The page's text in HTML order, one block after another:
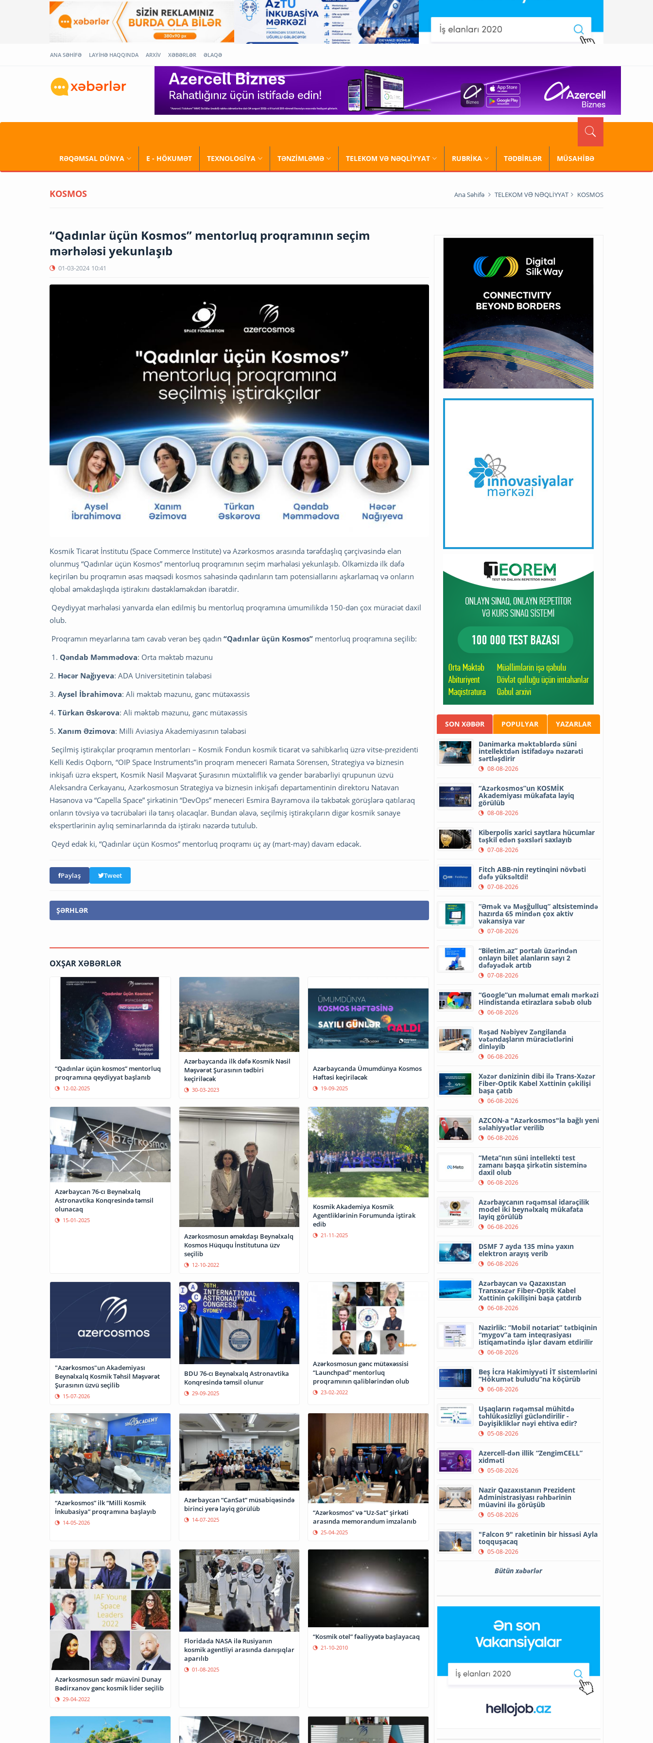
ANA SƏHİFƏ LAYİHƏ HAQQINDA ARXİV XƏBƏRLƏR ƏLAQƏ
RƏQƏMSAL DÜNYA E - HÖKUMƏT TEXNOLOGİYA TƏNZİMLƏMƏ TELEKOM VƏ NƏQLİYYAT RUBRİKA TƏDBİRLƏR MÜSAHİBƏ
KOSMOS Ana Səhifə TELEKOM VƏ NƏQLİYYAT KOSMOS
“Qadınlar üçün Kosmos” mentorluq proqramının seçim
mərhələsi yekunlaşıb
01-03-2024 10:41
Kosmik Ticarət İnstitutu (Space Commerce Institute) və Azərkosmos arasında tərəfdaşlıq çərçivəsində elan
olunmuş “Qadınlar üçün Kosmos” mentorluq proqramının seçim mərhələsi yekunlaşıb. Ölkəmizdə ilk dəfə
keçirilən bu proqramın əsas məqsədi kosmos sahəsində qadınların tam potensiallarını aşkarlamaq və onların
qlobal əməkdaşlıqda iştirakını dəstəkləməkdən ibarətdir.
Qeydiyyat mərhələsi yanvarda elan edilmiş bu mentorluq proqramına ümumilikdə 150-dən çox müraciət daxil
olub.
Proqramın meyarlarına tam cavab verən beş qadın “Qadınlar üçün Kosmos” mentorluq proqramına seçilib:
1. Qəndab Məmmədova: Orta məktəb məzunu
2. Həcər Nağıyeva: ADA Universitetinin tələbəsi
3. Aysel İbrahimova: Ali məktəb məzunu, gənc mütəxəssis
4. Türkan Əskərova: Ali məktəb məzunu, gənc mütəxəssis
5. Xanım Əzimova: Milli Aviasiya Akademiyasının tələbəsi
Seçilmiş iştirakçılar proqramın mentorları – Kosmik Fondun kosmik ticarət və sahibkarlıq üzrə vitse-prezidenti
Kelli Kedis Oqborn, “OIP Space Instruments”in proqram meneceri Ramata Sörensen, Strategiya və biznesin
inkişafı üzrə ekspert, Kosmik Nəsil Məşvərət Şurasının müxtəliflik və gender bərabərliyi qrupunun üzvü
Aleksandra Cerkayanu, Azərkosmosun Strategiya və biznesin inkişafı departamentinin direktoru Natavan
Həsənova və “Capella Space” şirkətinin “DevOps” meneceri Esmira Bayramova ilə təkbətək görüşlərə qatılaraq
onların tövsiyə və təcrübələri ilə tanış olacaqlar. Bundan əlavə, seçilmiş iştirakçıların digər kosmik sənaye
ekspertlərinin aylıq seminarlarında da iştirakı nəzərdə tutulub.
Qeyd edək ki, “Qadınlar üçün Kosmos” mentorluq proqramı üç ay (mart-may) davam edəcək.
Paylaş Tweet
ŞƏRHLƏR
OXŞAR XƏBƏRLƏR
“Qadınlar üçün kosmos” mentorluq
proqramına qeydiyyat başlanıb
12-02-2025
Azərbaycanda ilk dəfə Kosmik Nəsil
Məşvərət Şurasının tədbiri
keçiriləcək
30-03-2023
Azərbaycanda Ümumdünya Kosmos
Həftəsi keçiriləcək
19-09-2025
Azərbaycan 76-cı Beynəlxalq
Astronavtika Konqresində təmsil
olunacaq
15-01-2025
Azərkosmosun əməkdaşı Beynəlxalq
Kosmos Hüququ İnstitutuna üzv
seçilib
12-10-2022
Kosmik Akademiya Kosmik
Agentliklərinin Forumunda iştirak
edib
21-11-2025
"Azərkosmos"un Akademiyası
Beynəlxalq Kosmik Təhsil Məşvərət
Şurasının üzvü seçilib
15-07-2026
BDU 76-cı Beynəlxalq Astronavtika
Konqresində təmsil olunur
29-09-2025
Azərkosmosun gənc mütəxəssisi
“Launchpad” mentorluq
proqramının qaliblərindən olub
23-02-2022
“Azərkosmos” ilk “Milli Kosmik
İnkubasiya” proqramına başlayıb
14-05-2026
Azərbaycan “CanSat” müsabiqəsində
birinci yerə layiq görülüb
14-07-2025
“Azərkosmos” və “Uz-Sat” şirkəti
arasında memorandum imzalanıb
25-04-2025
Azərkosmosun sədr müavini Dunay
Bədirxanov gənc kosmik lider seçilib
29-04-2022
Floridada NASA ilə Rusiyanın
kosmik agentliyi arasında danışıqlar
aparılıb
01-08-2025
“Kosmik otel” fəaliyyətə başlayacaq
21-10-2010
SON XƏBƏR POPULYAR YAZARLAR
Danimarka məktəblərdə süni
intellektdən istifadəyə nəzarəti
sərtləşdirir
08-08-2026
“Azərkosmos”un KOSMİK
Akademiyası mükafata layiq
görülüb
08-08-2026
Kiberpolis xarici saytlara hücumlar
təşkil edən şəxsləri saxlayıb
07-08-2026
Fitch ABB-nin reytinqini növbəti
dəfə yüksəltdi!
07-08-2026
“Əmək və Məşğulluq” altsistemində
hazırda 65 mindən çox aktiv
vakansiya var
07-08-2026
“Biletim.az” portalı üzərindən
onlayn bilet alanların sayı 2
dəfəyədək artıb
07-08-2026
“Google”un məlumat emalı mərkəzi
Hindistanda etirazlara səbəb olub
06-08-2026
Rəşad Nəbiyev Zəngilanda
vətəndaşların müraciətlərini
dinləyib
06-08-2026
Xəzər dənizinin dibi ilə Trans-Xəzər
Fiber-Optik Kabel Xəttinin çəkilişi
başa çatıb
06-08-2026
AZCON-a "Azərkosmos"la bağlı yeni
səlahiyyətlər verilib
06-08-2026
“Meta”nın süni intellekti test
zamanı başqa şirkətin sisteminə
daxil olub
06-08-2026
Azərbaycanın rəqəmsal idarəçilik
model iki beynəlxalq mükafata
layiq görülüb
06-08-2026
DSMF 7 ayda 135 minə yaxın
elektron arayış verib
06-08-2026
Azərbaycan və Qazaxıstan
Transxəzər Fiber-Optik Kabel
Xəttinin çəkilişini başa çatdırıb
06-08-2026
Nazirlik: “Mobil notariat” tətbiqinin
“mygov”a tam inteqrasiyası
istiqamətində işlər davam etdirilir
06-08-2026
Beş İcra Hakimiyyəti İT sistemlərini
“Hökumət buludu”na köçürüb
06-08-2026
Uşaqların rəqəmsal mühitdə
təhlükəsizliyi gücləndirilir -
Dəyişikliklər nəyi ehtiva edir?
05-08-2026
Azercell-dən illik “ZengimCELL”
xidməti
05-08-2026
Nazir Qazaxıstanın Prezident
Administrasiyası rəhbərinin
müavini ilə görüşüb
05-08-2026
"Falcon 9" raketinin bir hissəsi Ayla
toqquşacaq
05-08-2026
Bütün xəbərlər